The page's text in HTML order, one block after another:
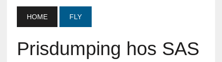
HOME FLY
Prisdumping hos SAS